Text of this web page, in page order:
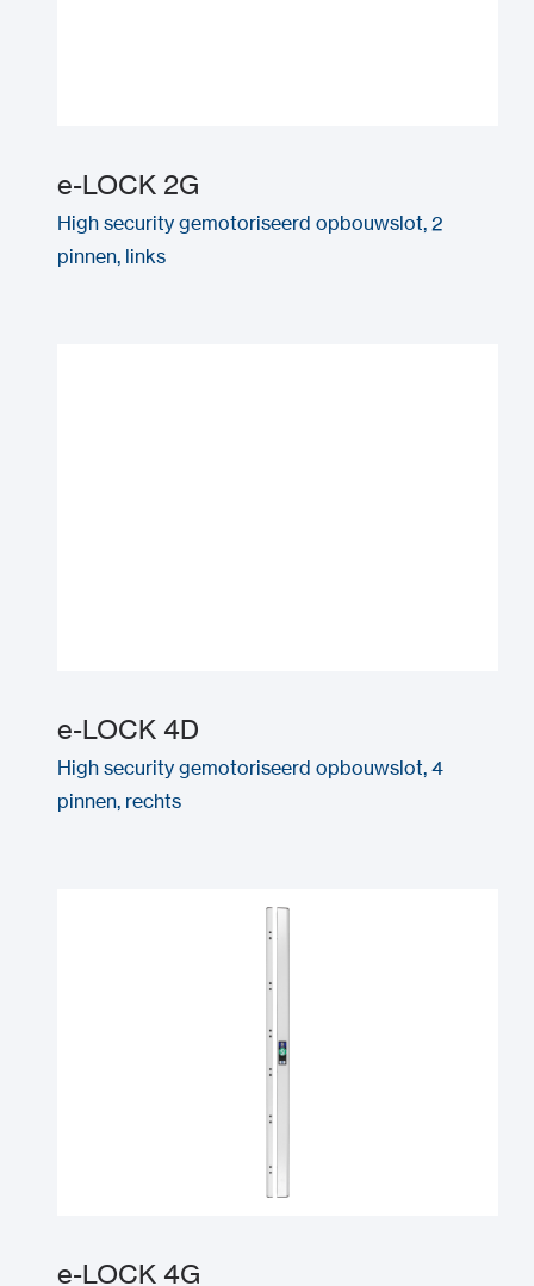
e-LOCK 2G
High security gemotoriseerd opbouwslot, 2
pinnen, links
e-LOCK 4D
High security gemotoriseerd opbouwslot, 4
pinnen, rechts
e-LOCK 4G